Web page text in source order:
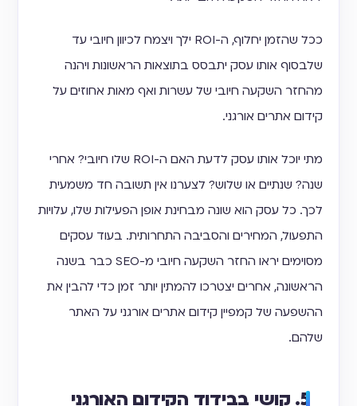
ככל שהזמן יחלוף, ה-ROI ילך ויצמח לכיוון חיובי עד
שלבסוף אותו עסק יתבסס בתוצאות הראשונות ויהנה
מהחזר השקעה חיובי של עשרות ואף מאות אחוזים על
קידום אתרים אורגני.
מתי יוכל אותו עסק לדעת האם ה-ROI שלו חיובי? אחרי
שנה? שנתיים או שלוש? לצערנו אין תשובה חד משמעית
לכך. כל עסק הוא שונה מבחינת אופן הפעילות שלו, עלויות
התפעול, המחירים והסביבה התחרותית. בעוד עסקים
מסוימים יראו החזר השקעה חיובי מ-SEO כבר בשנה
הראשונה, אחרים יצטרכו להמתין יותר זמן כדי להבין את
ההשפעה של קמפיין קידום אתרים אורגני על האתר
שלהם.
5. קושי בבידוד הקידום האורגני